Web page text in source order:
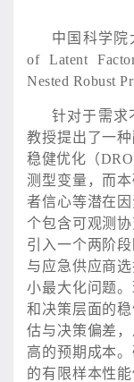
中国科学院
of Latent
Nested Robust
针对于需求
教授提出了一
稳健优化（
测型变量，而
者信心等潜在
个包含可观测
引入一个两阶
与应急供应商
小最大化问题
和决策层面的
估与决策偏差
高的预期成本
的有限样本性